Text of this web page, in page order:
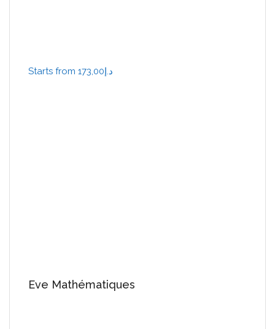
Starts from 173,00د.إ
Eve Mathématiques